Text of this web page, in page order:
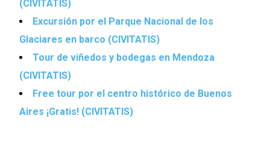
(CIVITATIS)
Excursión por el Parque Nacional de los
Glaciares en barco (CIVITATIS)
Tour de viñedos y bodegas en Mendoza
(CIVITATIS)
Free tour por el centro histórico de Buenos
Aires ¡Gratis! (CIVITATIS)